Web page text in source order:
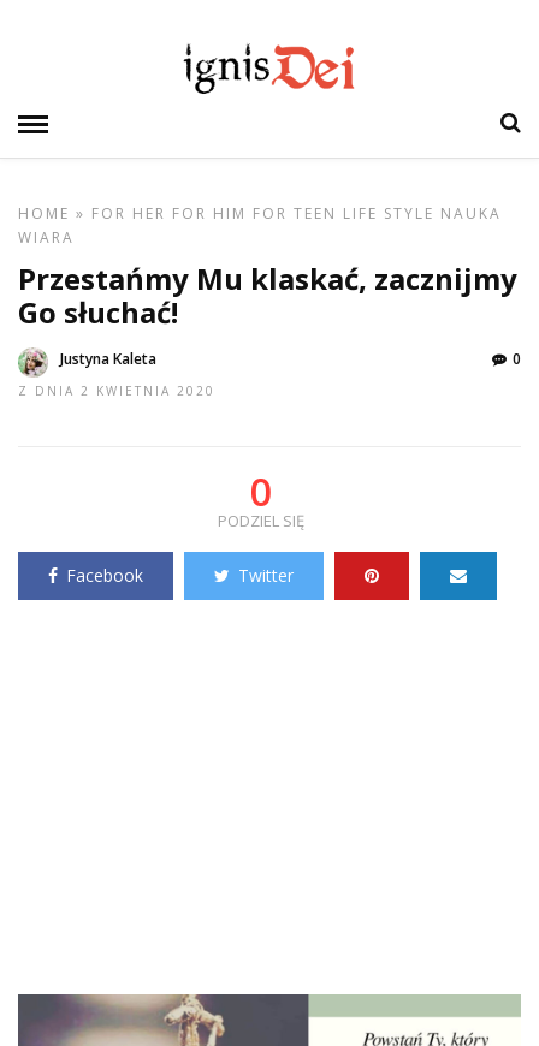
HOME » FOR HER FOR HIM FOR TEEN LIFE STYLE NAUKA
WIARA
Przestańmy Mu klaskać, zacznijmy
Go słuchać!
Justyna Kaleta
Z DNIA 2 KWIETNIA 2020
0
0
PODZIEL SIĘ
Facebook Twitter